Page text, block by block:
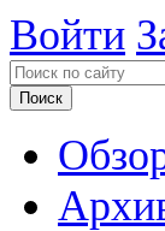
Войти